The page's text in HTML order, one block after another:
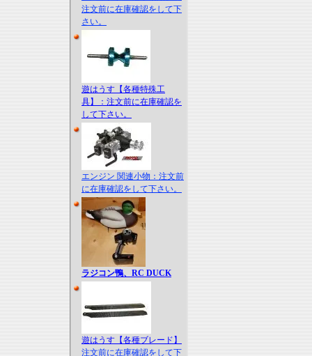
注文前に在庫確認をして下
さい。
遊はうす【各種特殊工
具】：注文前に在庫確認を
して下さい。
エンジン 関連小物：注文前
に在庫確認をして下さい。
ラジコン鴨、RC DUCK
遊はうす【各種ブレード】
注文前に在庫確認をして下